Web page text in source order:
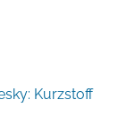
Kurzstoff